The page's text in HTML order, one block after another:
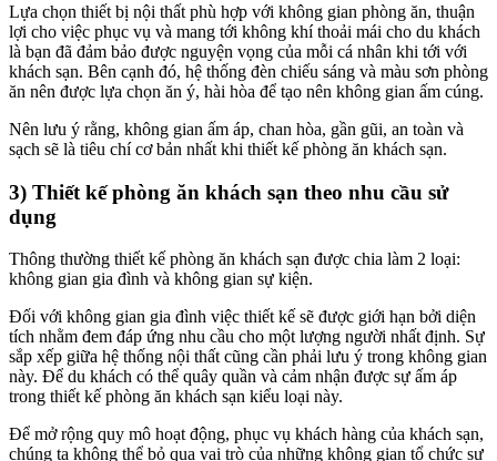
Lựa chọn thiết bị nội thất phù hợp với không gian phòng ăn, thuận
lợi cho việc phục vụ và mang tới không khí thoải mái cho du khách
là bạn đã đảm bảo được nguyện vọng của mỗi cá nhân khi tới với
khách sạn. Bên cạnh đó, hệ thống đèn chiếu sáng và màu sơn phòng
ăn nên được lựa chọn ăn ý, hài hòa để tạo nên không gian ấm cúng.
Nên lưu ý rằng, không gian ấm áp, chan hòa, gần gũi, an toàn và
sạch sẽ là tiêu chí cơ bản nhất khi thiết kế phòng ăn khách sạn.
3) Thiết kế phòng ăn khách sạn theo nhu cầu sử
dụng
Thông thường thiết kế phòng ăn khách sạn được chia làm 2 loại:
không gian gia đình và không gian sự kiện.
Đối với không gian gia đình việc thiết kế sẽ được giới hạn bởi diện
tích nhằm đem đáp ứng nhu cầu cho một lượng người nhất định. Sự
sắp xếp giữa hệ thống nội thất cũng cần phải lưu ý trong không gian
này. Để du khách có thể quây quần và cảm nhận được sự ấm áp
trong thiết kế phòng ăn khách sạn kiểu loại này.
Để mở rộng quy mô hoạt động, phục vụ khách hàng của khách sạn,
chúng ta không thể bỏ qua vai trò của những không gian tổ chức sự